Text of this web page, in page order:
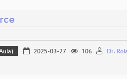
2025-03-27 106 Dr.